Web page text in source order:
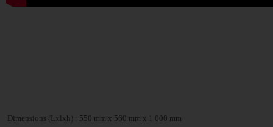
Di mensions (Lxlxh) : 550 mm x 560 mm x 1 000 mm